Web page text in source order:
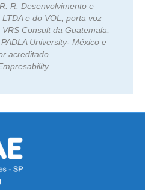
R. Desenvolvimento e
e do VOL, porta voz
Consult da Guatemala,
University- México e
acreditado
.